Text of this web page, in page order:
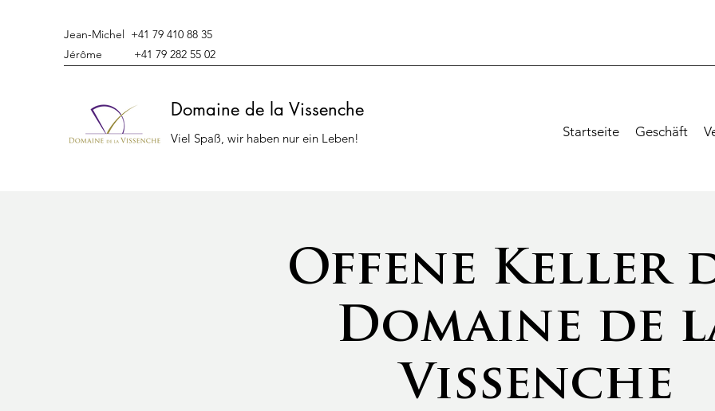
Jean-Michel +41 79 410 88 35
Jérôme +41 79 282 55 02
Domaine de la Vissenche
Viel Spaß, wir haben nur ein Leben! Startseite Geschäft
Offene Keller
Domaine de
Vissenche